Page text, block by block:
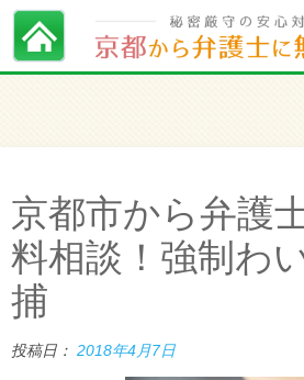
京都市から弁護
料相談！強制わ
捕
投稿日： 2018年4月7日